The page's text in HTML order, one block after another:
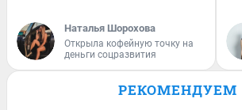
Наталья Шорохова
Открыла кофейную точку на
деньги соцразвития
РЕКОМЕНДУЕМ